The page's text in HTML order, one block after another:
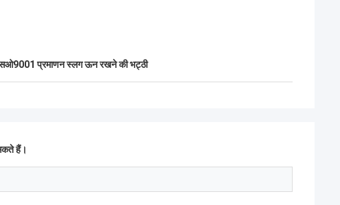
प्रमाणन स्लग ऊन रखने की भट्ठी
हैं।